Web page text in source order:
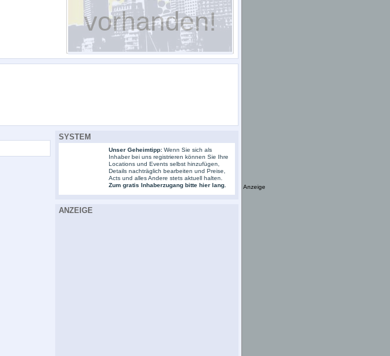
vorhanden!
SYSTEM
Unser Geheimtipp:Wenn Sie sich als
Inhaber bei uns registrieren können Sie Ihre
Locations und Events selbst hinzufügen,
Details nachträglich bearbeiten und Preise,
Acts und alles Andere stets aktuell halten.
Zum gratis Inhaberzugang bitte hier lang.
ANZEIGE
Anzeige